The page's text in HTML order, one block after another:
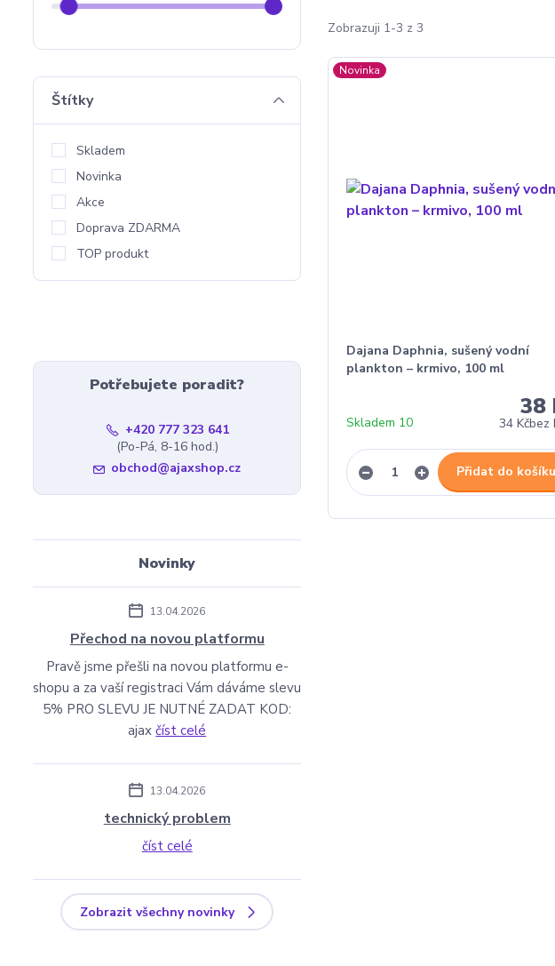
Zobrazuji 1-3 z 3
Novinka
Dajana Daphnia, sušený vodní
plankton – krmivo, 100 ml
38
34 Kčbez
Skladem 10
Přidat do košíku
Štítky
Skladem
Novinka
Akce
Doprava ZDARMA
TOP produkt
Potřebujete poradit?
+420 777 323 641
(Po-Pá, 8-16 hod.)
obchod@ajaxshop.cz
Novinky
13.04.2026
Přechod na novou platformu
Pravě jsme přešli na novou platformu e-
shopu a za vaší registraci Vám dáváme slevu
5% PRO SLEVU JE NUTNÉ ZADAT KOD:
ajaxčíst celé
13.04.2026
technický problem
číst celé
Zobrazit všechny novinky